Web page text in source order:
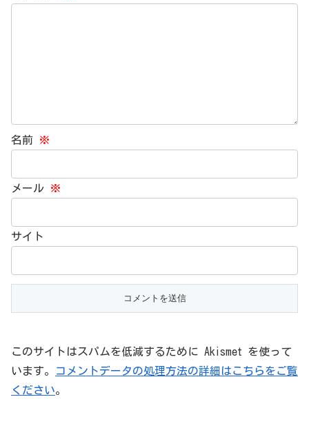
名前 ※
メール ※
サイト
このサイトはスパムを低減するために Akismet を使って
います。
コメントデータの処理方法の詳細はこちらをご覧
ください。